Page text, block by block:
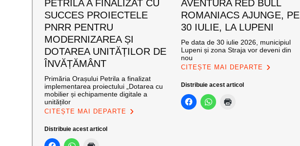
PETRILA A FINALIZAT CU
SUCCES PROIECTELE
PNRR PENTRU
MODERNIZAREA ȘI
DOTAREA UNITĂȚILOR DE
ÎNVĂȚĂMÂNT
Primăria Orașului Petrila a finalizat
implementarea proiectului „Dotarea cu
mobilier și echipamente digitale a
unităților
CITEȘTE MAI DEPARTE
Distribuie acest articol
AVENTURA RED BULL
ROMANIACS AJUNGE, PE
30 IULIE, LA LUPENI
Pe data de 30 iulie 2026, municipiul
Lupeni și zona Straja vor deveni din
nou
CITEȘTE MAI DEPARTE
Distribuie acest articol